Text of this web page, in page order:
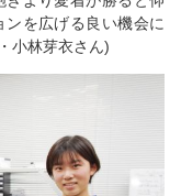
ンを広げる良い機会に
小林芽衣さん)